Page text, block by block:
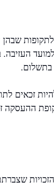
שבהן
העזיבה.
זכאים
ההעסקה